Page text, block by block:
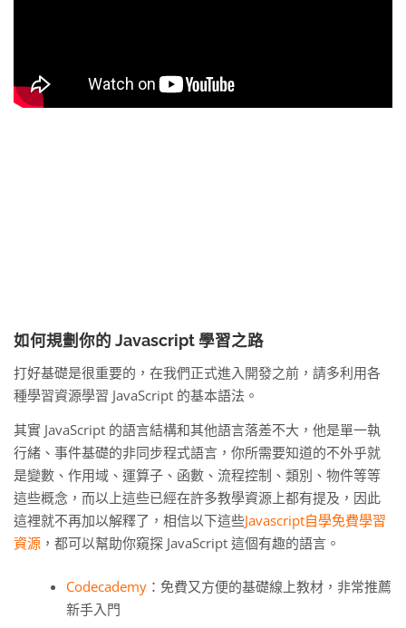
如何規劃你的 Javascript 學習之路
打好基礎是很重要的，在我們正式進入開發之前，請多利用各
種學習資源學習 JavaScript 的基本語法。
其實 JavaScript 的語言結構和其他語言落差不大，他是單一執
行緒、事件基礎的非同步程式語言，你所需要知道的不外乎就
是變數、作用域、運算子、函數、流程控制、類別、物件等等
這些概念，而以上這些已經在許多教學資源上都有提及，因此
這裡就不再加以解釋了，相信以下這些Javascript自學免費學習
資源 ，都可以幫助你窺探 JavaScript 這個有趣的語言。
Codecademy：免費又方便的基礎線上教材，非常推薦
新手入門